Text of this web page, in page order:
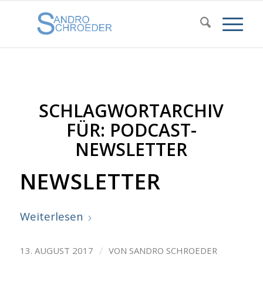
SCHLAGWORTARCHIV
FÜR: PODCAST-
NEWSLETTER
NEWSLETTER
Weiterlesen
13. AUGUST 2017 / VON SANDRO SCHROEDER